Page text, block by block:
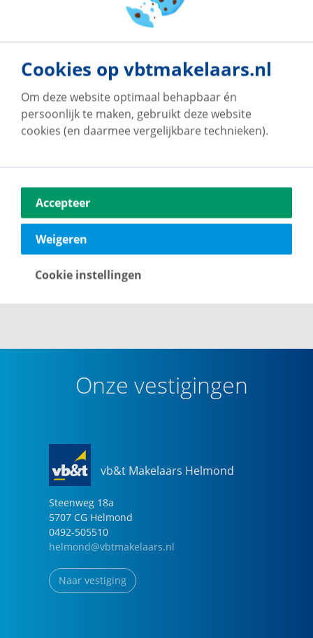
denbosch@vbtmakelaars.nl
Neem contact op
Onze vestigingen
vb&t Makelaars Helmond
Steenweg 18a
5707 CG Helmond
0492-505510
helmond@vbtmakelaars.nl
Naar vestiging
Cookies op vbtmakelaars.nl
Om deze website optimaal behapbaar én
persoonlijk te maken, gebruikt deze website
cookies (en daarmee vergelijkbare technieken).
Accepteer
Weigeren
Cookie instellingen